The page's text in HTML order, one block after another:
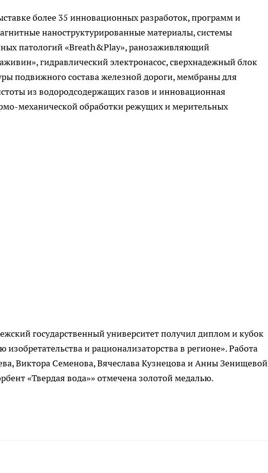
более 35 инновационных разработок, программ и
наноструктурированные материалы, системы
патологий «Breath&Play», ранозаживляющий
гидравлический электронасос, сверхнадежный блок
подвижного состава железной дороги, мембраны для
из водородсодержащих газов и инновационная
механической обработки режущих и мерительных
государственный университет получил диплом и кубок
и рационализаторства в регионе». Работа
Виктора Семенова, Вячеслава Кузнецова и Анны Зенищевой
«Твердая вода»» отмечена золотой медалью.